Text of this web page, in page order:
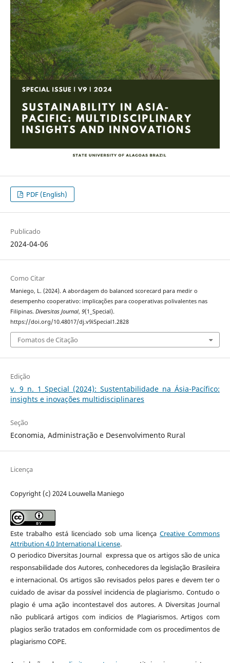
PDF (English)
Publicado
2024-04-06
Como Citar
Maniego, L. (2024). A abordagem do balanced scorecard para medir o
desempenho cooperativo: implicações para cooperativas polivalentes nas
Filipinas. Diversitas Journal, 9(1_Special).
https://doi.org/10.48017/dj.v9iSpecial1.2828
Fomatos de Citação
Edição
v. 9 n. 1_Special (2024): Sustentabilidade na Ásia-Pacífico:
insights e inovações multidisciplinares
Seção
Economia, Administração e Desenvolvimento Rural
Licença
Copyright (c) 2024 Louwella Maniego
Este trabalho está licenciado sob uma licençaCreative Commons
Attribution 4.0 International License.
O periodico Diversitas Journal expressa que os artigos são de unica
responsabilidade dos Autores, conhecedores da legislação Brasileira
e internacional. Os artigos são revisados pelos pares e devem ter o
cuidado de avisar da possível incidencia de plagiarismo. Contudo o
plagio é uma ação incontestavel dos autores. A Diversitas Journal
não publicará artigos com indicios de Plagiarismos. Artigos com
plagios serão tratados em conformidade com os procedimentos de
plagiarismo COPE.